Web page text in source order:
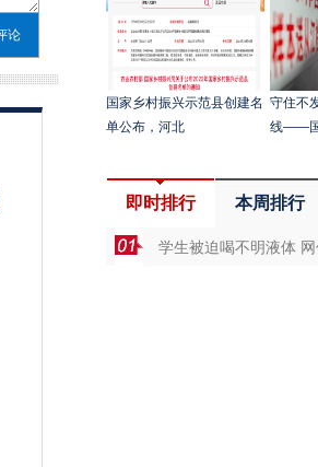
国家乡村振兴示范县创建名
单公布，河北
守住不
线——
即时排行 本周排行
学生被迫喝不明液体 网